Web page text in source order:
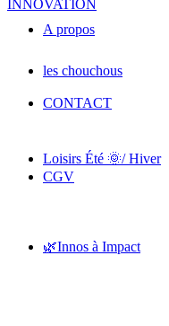
A propos
CONTACT
CGV
les chouchous
Loisirs Été 🌞/ Hiver
🌿Innos à Impact